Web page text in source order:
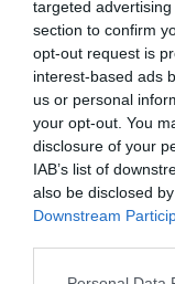
targeted
section to confirm
opt-out request is
interest-based ads
us or personal
your opt-out. You
disclosure of your
IAB’s list of
also be disclosed
Downstream
sus frutos.